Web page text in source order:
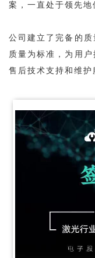
案，一直处于领先地
公司建立了完备的
质量为标准，为用
售后技术支持和维护